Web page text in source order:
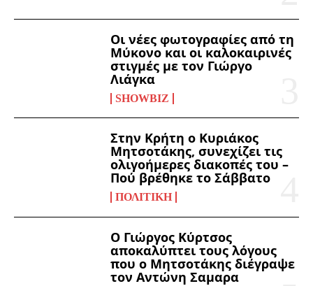
Οι νέες φωτογραφίες από τη
Μύκονο και οι καλοκαιρινές
στιγμές με τον Γιώργο
Λιάγκα
SHOWBIZ
Στην Κρήτη ο Κυριάκος
Μητσοτάκης, συνεχίζει τις
ολιγοήμερες διακοπές του –
Πού βρέθηκε το Σάββατο
ΠΟΛΙΤΙΚΉ
Ο Γιώργος Κύρτσος
αποκαλύπτει τους λόγους
που ο Μητσοτάκης διέγραψε
τον Αντώνη Σαμαρα